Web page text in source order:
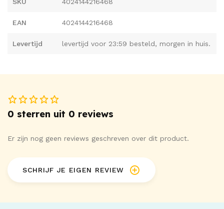
Levering zonder kousen
EAN 4024144216468
Levertijd levertijd voor 23:59 besteld, morgen in huis.
0 sterren uit 0 reviews
Er zijn nog geen reviews geschreven over dit product.
SCHRIJF JE EIGEN REVIEW